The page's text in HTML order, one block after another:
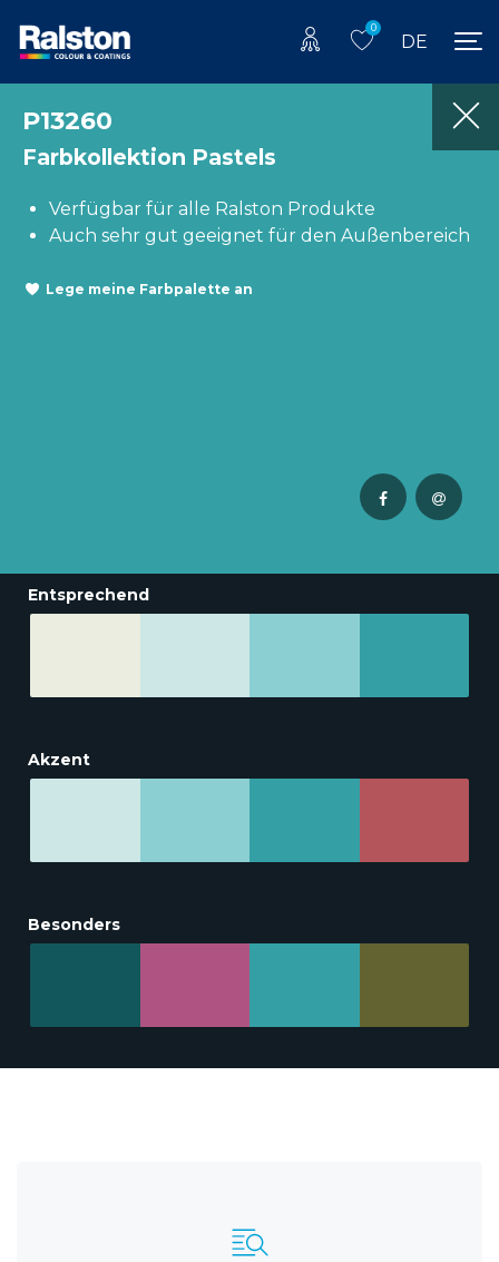
0
DE
P13260
Farbkollektion Pastels
Verfügbar für alle Ralston Produkte
Auch sehr gut geeignet für den Außenbereich
Lege meine Farbpalette an
Entsprechend
Akzent
Besonders